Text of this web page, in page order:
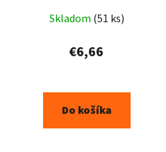
Skladom (51 ks)
€6,66
Do košíka